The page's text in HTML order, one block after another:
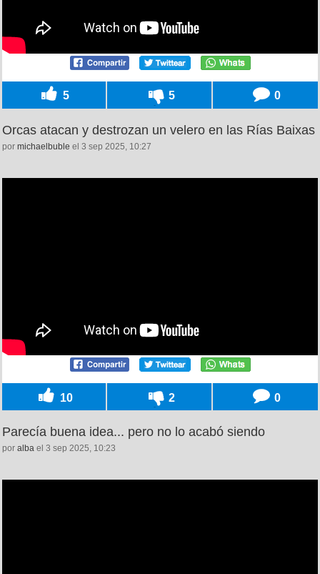
5 5 0
Orcas atacan y destrozan un velero en las Rías Baixas
por michaelbuble el 3 sep 2025, 10:27
10 2 0
Parecía buena idea... pero no lo acabó siendo
por alba el 3 sep 2025, 10:23